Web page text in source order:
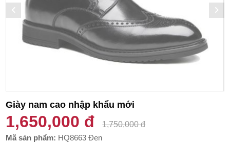
Giày nam cao nhập khẩu mới
1,650,000 đ
1,750,000 đ
Mã sản phẩm: HQ8663 Đen